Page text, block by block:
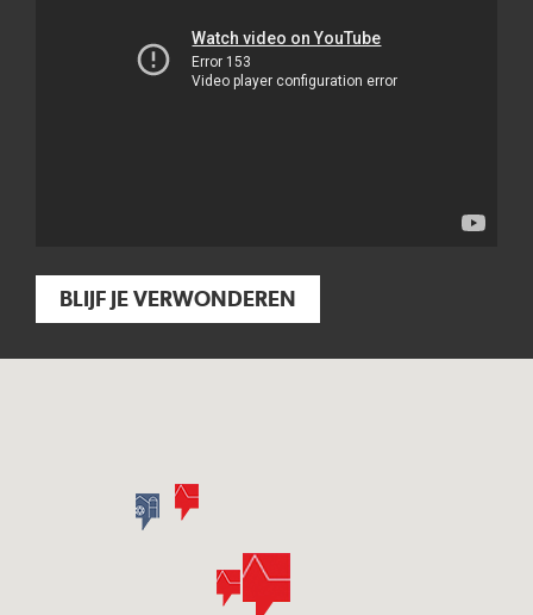
BLIJF JE VERWONDEREN